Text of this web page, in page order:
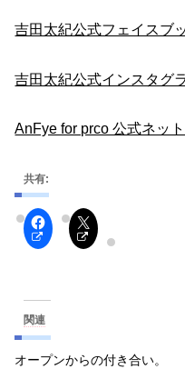
吉田太紀公式フェイスブ
吉田太紀公式インスタグ
AnFye for prco 公式ネッ
共有:
関連
オープンからの付き合い。